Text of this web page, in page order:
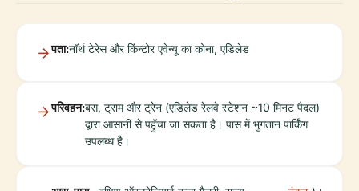
पता:नॉर्थ टेरेस और किंन्टोर एवेन्यू का कोना, एडिलेड
परिवहन:बस, ट्राम और ट्रेन (एडिलेड रेलवे स्टेशन ~10 मिनट पैदल)
द्वारा आसानी से पहुँचा जा सकता है। पास में भुगतान पार्किंग
उपलब्ध है।